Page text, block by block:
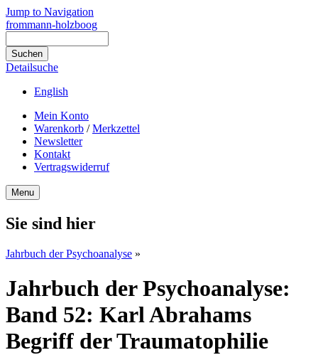
Jump to Navigation
frommann-holzboog
Detailsuche
English
Mein Konto
Warenkorb /Merkzettel
Newsletter
Kontakt
Vertragswiderruf
Menu
Sie sind hier
Jahrbuch der Psychoanalyse »
Jahrbuch der Psychoanalyse:
Band 52: Karl Abrahams
Begriff der Traumatophilie